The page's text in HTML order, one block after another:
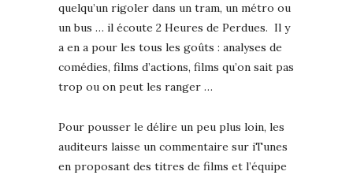
quelqu’un rigoler dans un tram, un métro ou
un bus … il écoute 2 Heures de Perdues. Il y
a en a pour les tous les goûts : analyses de
comédies, films d’actions, films qu’on sait pas
trop ou on peut les ranger …
Pour pousser le délire un peu plus loin, les
auditeurs laisse un commentaire sur iTunes
en proposant des titres de films et l’équipe